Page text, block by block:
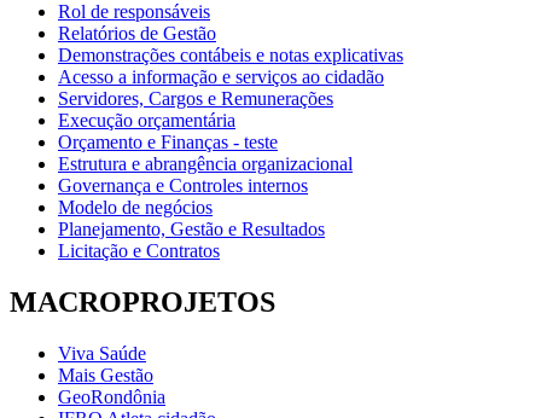
Rol de responsáveis
Relatórios de Gestão
Demonstrações contábeis e notas explicativas
Acesso a informação e serviços ao cidadão
Servidores, Cargos e Remunerações
Execução orçamentária
Orçamento e Finanças - teste
Estrutura e abrangência organizacional
Governança e Controles internos
Modelo de negócios
Planejamento, Gestão e Resultados
Licitação e Contratos
MACROPROJETOS
Viva Saúde
Mais Gestão
GeoRondônia